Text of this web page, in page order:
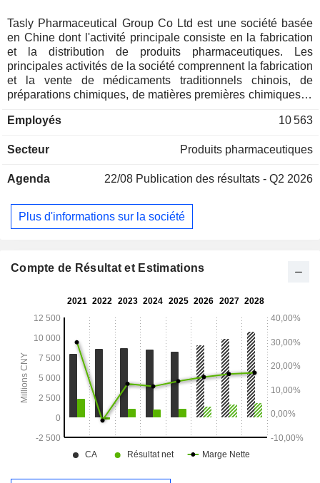
Tasly Pharmaceutical Group Co Ltd est une société basée
en Chine dont l'activité principale consiste en la fabrication
et la distribution de produits pharmaceutiques. Les
principales activités de la société comprennent la fabrication
et la vente de médicaments traditionnels chinois, de
préparations chimiques, de matières premières chimiques et
société comprennent les pilules Compound Danshen
Yangxuenao, les pilules Qishen Yiqi Dropping, Diqing et
cardiovasculaires et cérébrovasculaires, les tumeurs, les
distribue principalement ses produits sur le marché intérieur.
Employés 10 563
Secteur Produits pharmaceutiques
Agenda 22/08 Publication des résultats - Q2 2026
Plus d'informations sur la société
Compte de Résultat et Estimations